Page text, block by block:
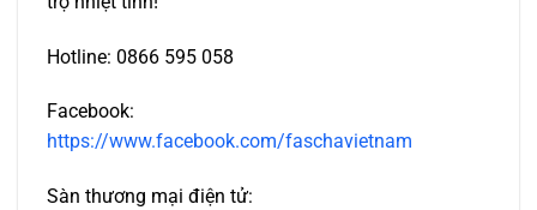
Hotline: 0866 595 058
Facebook:
https://www.facebook.com/faschavietnam
Sàn thương mại điện tử: